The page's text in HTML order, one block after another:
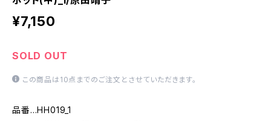
¥7,150
SOLD OUT
この商品は10点までのご注文とさせていただきます。
品番…HH019_1